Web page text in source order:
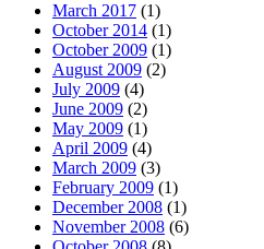
March 2017 (1)
October 2014 (1)
October 2009 (1)
August 2009 (2)
July 2009 (4)
June 2009 (2)
May 2009 (1)
April 2009 (4)
March 2009 (3)
February 2009 (1)
December 2008 (1)
November 2008 (6)